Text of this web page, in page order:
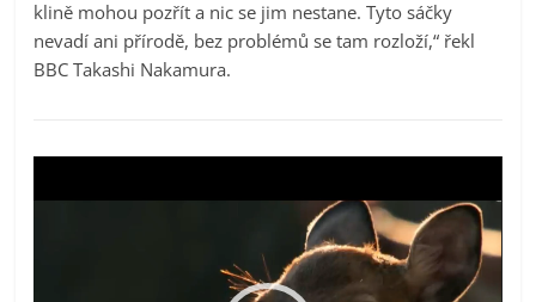
klině mohou pozřít a nic se jim nestane. Tyto sáčky
nevadí ani přírodě, bez problémů se tam rozloží,“ řekl
BBC Takashi Nakamura.
přehrávač